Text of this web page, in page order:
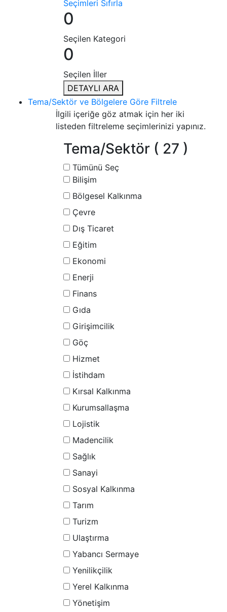
Seçimleri Sıfırla
0
Seçilen Kategori
0
Seçilen İller
DETAYLI ARA
Tema/Sektör ve Bölgelere Göre Filtrele
İlgili içeriğe göz atmak için her iki
listeden filtreleme seçimlerinizi yapınız.
Tema/Sektör ( 27 )
Tümünü Seç
Bilişim
Bölgesel Kalkınma
Çevre
Dış Ticaret
Eğitim
Ekonomi
Enerji
Finans
Gıda
Girişimcilik
Göç
Hizmet
İstihdam
Kırsal Kalkınma
Kurumsallaşma
Lojistik
Madencilik
Sağlık
Sanayi
Sosyal Kalkınma
Tarım
Turizm
Ulaştırma
Yabancı Sermaye
Yenilikçilik
Yerel Kalkınma
Yönetişim